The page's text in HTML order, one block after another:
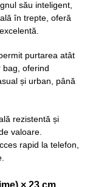
său inteligent,
în trepte, oferă
purtarea atât
bag, oferind
și urban, până
rezistentă și
valoare.
rapid la telefon,
× 23 cm